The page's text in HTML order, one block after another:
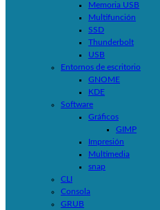
Memoria USB
Multifunción
SSD
Thunderbolt
USB
Entornos de escritorio
GNOME
KDE
Software
Gráficos
GIMP
Impresión
Multimedia
snap
CLI
Consola
GRUB